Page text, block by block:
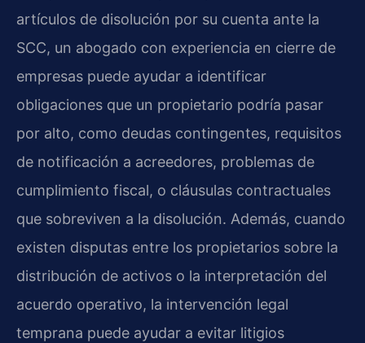
artículos de disolución por su cuenta ante la
SCC, un abogado con experiencia en cierre de
empresas puede ayudar a identificar
obligaciones que un propietario podría pasar
por alto, como deudas contingentes, requisitos
de notificación a acreedores, problemas de
cumplimiento fiscal, o cláusulas contractuales
que sobreviven a la disolución. Además, cuando
existen disputas entre los propietarios sobre la
distribución de activos o la interpretación del
acuerdo operativo, la intervención legal
temprana puede ayudar a evitar litigios